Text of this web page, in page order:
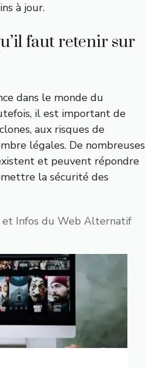
à jour.
faut retenir sur
dans le monde du
il est important de
aux risques de
légales. De nombreuses
et peuvent répondre
la sécurité des
et Infos du Web Alternatif